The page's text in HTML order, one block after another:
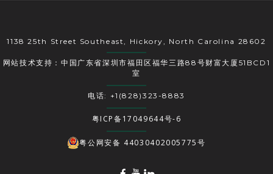
1138 25th Street Southeast, Hickory, North Carolina 28602
网站技术支持：中国广东省深圳市福田区福华三路88号财富大厦51BCD1
室
电话: +1(828)323-8883
粤ICP备17049644号-6
粤公网安备 44030402005775号